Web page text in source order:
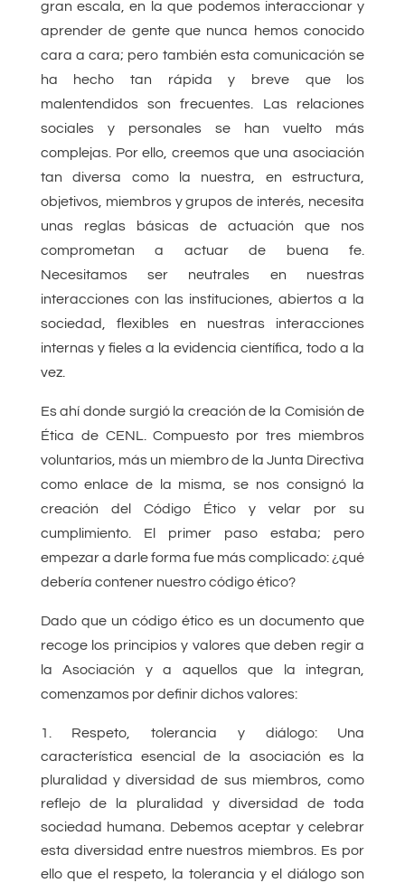
gran escala, en la que podemos interaccionar y
aprender de gente que nunca hemos conocido
cara a cara; pero también esta comunicación se
ha hecho tan rápida y breve que los
malentendidos son frecuentes. Las relaciones
sociales y personales se han vuelto más
complejas. Por ello, creemos que una asociación
tan diversa como la nuestra, en estructura,
objetivos, miembros y grupos de interés, necesita
unas reglas básicas de actuación que nos
comprometan a actuar de buena fe.
Necesitamos ser neutrales en nuestras
interacciones con las instituciones, abiertos a la
sociedad, flexibles en nuestras interacciones
internas y fieles a la evidencia científica, todo a la
vez.
Es ahí donde surgió la creación de la Comisión de
Ética de CENL. Compuesto por tres miembros
voluntarios, más un miembro de la Junta Directiva
como enlace de la misma, se nos consignó la
creación del Código Ético y velar por su
cumplimiento. El primer paso estaba; pero
empezar a darle forma fue más complicado: ¿qué
debería contener nuestro código ético?
Dado que un código ético es un documento que
recoge los principios y valores que deben regir a
la Asociación y a aquellos que la integran,
comenzamos por definir dichos valores:
Respeto, tolerancia y diálogo: Una
característica esencial de la asociación es la
pluralidad y diversidad de sus miembros, como
reflejo de la pluralidad y diversidad de toda
sociedad humana. Debemos aceptar y celebrar
esta diversidad entre nuestros miembros. Es por
ello que el respeto, la tolerancia y el diálogo son